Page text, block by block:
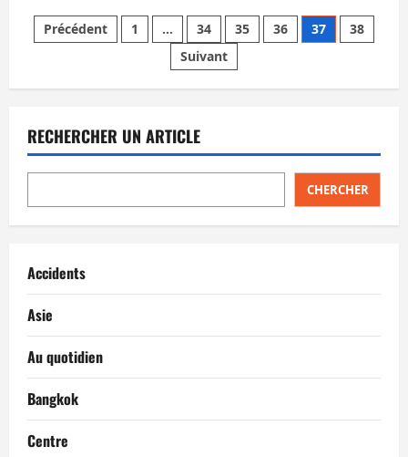
Songkran,
c’est
la
pour
aux
élections
Pagination
Précédent 1 … 34 35 36 37
38
Suivant
RECHERCHER UN ARTICLE
CHERCHER
Accidents
Asie
Au quotidien
Bangkok
Centre